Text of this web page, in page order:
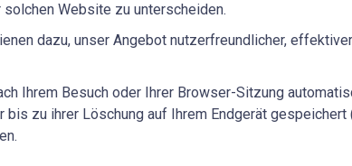
Website zu unterscheiden.
dazu, unser Angebot nutzerfreundlicher,
Ihrem Besuch oder Ihrer Browser-Sitzung
zu ihrer Löschung auf Ihrem Endgerät gespeichert